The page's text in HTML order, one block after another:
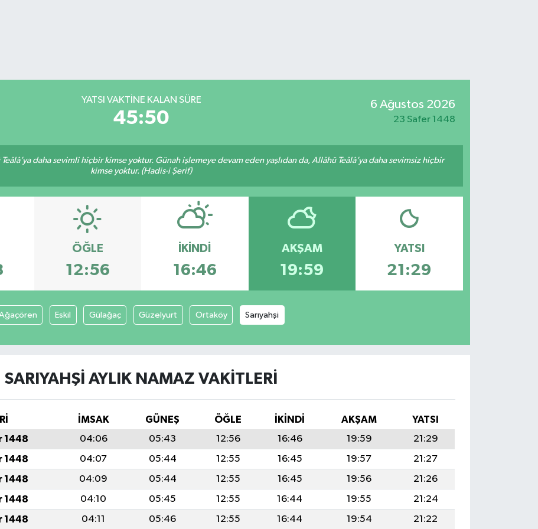
YATSI VAKTİNE KALAN SÜRE
45:50
6 Ağustos 2026
23 Safer 1448
daha sevimli hiçbir kimse yoktur. Günah işlemeye devam eden yaşlıdan da, Allâhü Teâlâ’ya daha sevimsiz hiçbir
kimse yoktur. (Hadis-i Şerif)
ÖĞLE
12:56
İKINDI
16:46
AKŞAM
19:59
YATSI
21:29
Eskil Gülağaç Güzelyurt Ortaköy Sarıyahşi
SARIYAHŞI AYLIK NAMAZ VAKITLERI
İMSAK GÜNEŞ ÖĞLE İKINDI AKŞAM
YATSI
1448 04:06 05:43 12:56 16:46 19:59
21:29
1448 04:07 05:44 12:55 16:45 19:57
21:27
1448 04:09 05:44 12:55 16:45 19:56
21:26
1448 04:10 05:45 12:55 16:44 19:55
21:24
1448 04:11 05:46 12:55 16:44 19:54 21:22